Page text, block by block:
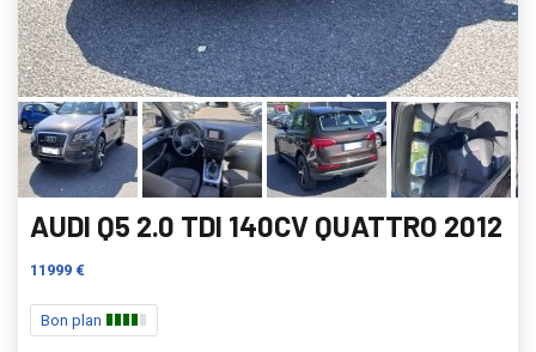
AUDI Q5 2.0 TDI 140CV QUATTRO 2012
11999 €
Bon plan